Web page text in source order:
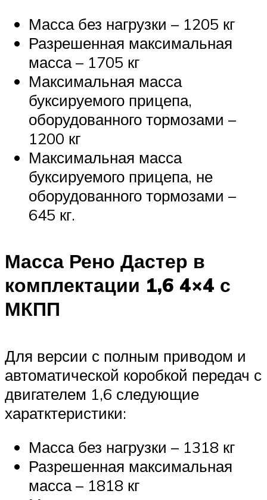
Масса без нагрузки – 1205 кг
Разрешенная максимальная
масса – 1705 кг
Максимальная масса
буксируемого прицепа,
оборудованного тормозами –
1200 кг
Максимальная масса
буксируемого прицепа, не
оборудованного тормозами –
645 кг.
Масса Рено Дастер в
комплектации 1,6 4×4 с
МКПП
Для версии с полным приводом и
автоматической коробкой передач с
двигателем 1,6 следующие
харатктеристики:
Масса без нагрузки – 1318 кг
Разрешенная максимальная
масса – 1818 кг